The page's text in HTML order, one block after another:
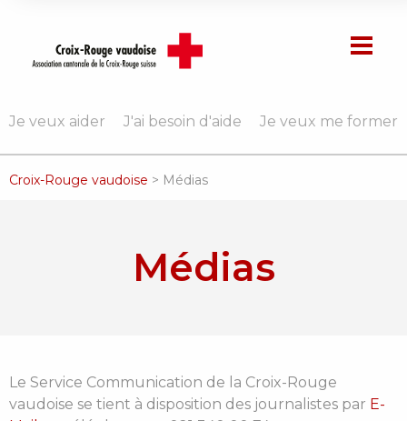
Je veux aider J'ai besoin d'aide Je veux me former
Croix-Rouge vaudoise > Médias
Médias
Le Service Communication de la Croix-Rouge
vaudoise se tient à disposition des journalistes par E-